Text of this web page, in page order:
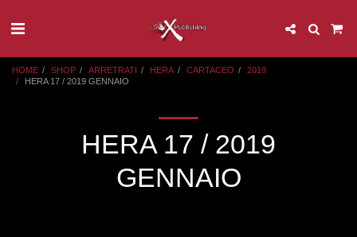
HOME SHOP ARRETRATI HERA CARTACEO
2019
HERA 17 / 2019 GENNAIO
HERA 17 / 2019
GENNAIO